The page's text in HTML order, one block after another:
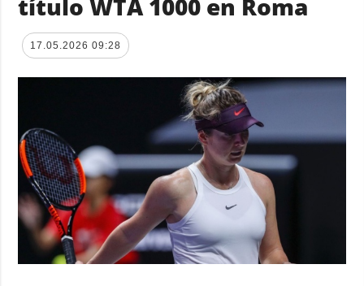
título WTA 1000 en Roma
17.05.2026 09:28